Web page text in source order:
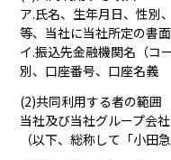
ア.氏名、生年月日、性別
等、当社に当社所定の書
イ.振込先金融機関名（コ
別、口座番号、口座名義
(2)共同利用する者の範囲
当社及び当社グループ会
（以下、総称して「小田